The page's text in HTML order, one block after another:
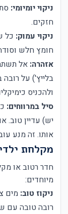
ניקוי יומיומי:
חזקים.
ניקוי עמוק: כל
חומץ חלש
אזהרה: אל
בלייץ') על
ולהכניס
סיל במרווחים:
יש) עדיין טוב.
אותו. זה מנע
מקלחת
חדר רטוב או
מיוחדים:
ניקוז טוב: מים
רובה טובה עם